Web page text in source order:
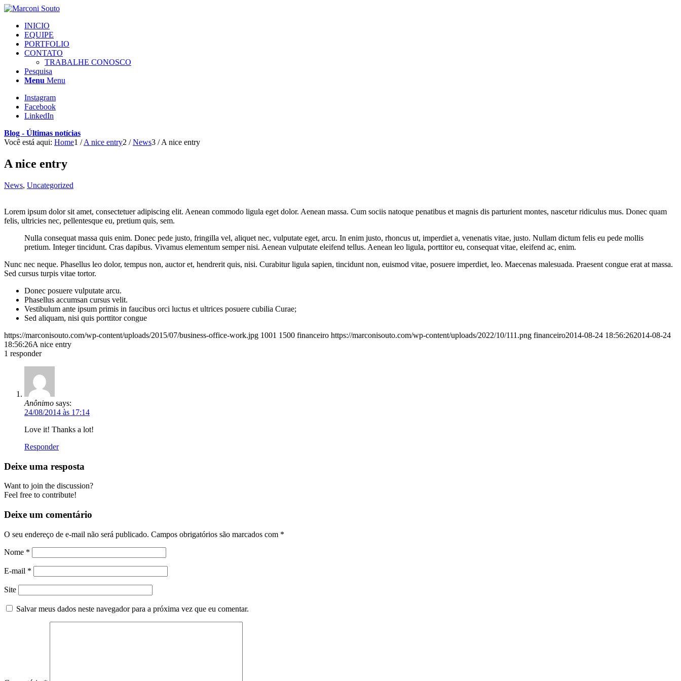
INICIO
EQUIPE
PORTFOLIO
CONTATO
TRABALHE CONOSCO
Pesquisa
Menu Menu
Instagram
Facebook
LinkedIn
Blog - Últimas notícias
Você está aqui: Home1 / A nice entry2 / News3 / A nice entry
A nice entry
News, Uncategorized
Lorem ipsum dolor sit amet, consectetuer adipiscing elit. Aenean commodo ligula eget dolor. Aenean massa. Cum sociis natoque penatibus et magnis dis parturient montes, nascetur ridiculus mus. Donec quam
felis, ultricies nec, pellentesque eu, pretium quis, sem.
Nulla consequat massa quis enim. Donec pede justo, fringilla vel, aliquet nec, vulputate eget, arcu. In enim justo, rhoncus ut, imperdiet a, venenatis vitae, justo. Nullam dictum felis eu pede mollis
pretium. Integer tincidunt. Cras dapibus. Vivamus elementum semper nisi. Aenean vulputate eleifend tellus. Aenean leo ligula, porttitor eu, consequat vitae, eleifend ac, enim.
Nunc nec neque. Phasellus leo dolor, tempus non, auctor et, hendrerit quis, nisi. Curabitur ligula sapien, tincidunt non, euismod vitae, posuere imperdiet, leo. Maecenas malesuada. Praesent congue erat at massa.
Sed cursus turpis vitae tortor.
Donec posuere vulputate arcu.
Phasellus accumsan cursus velit.
Vestibulum ante ipsum primis in faucibus orci luctus et ultrices posuere cubilia Curae;
Sed aliquam, nisi quis porttitor congue
https://marconisouto.com/wp-content/uploads/2015/07/business-office-work.jpg 1001 1500 financeiro https://marconisouto.com/wp-content/uploads/2022/10/111.png financeiro2014-08-24 18:56:262014-08-24
18:56:26A nice entry
1 responder
Anônimo says:
24/08/2014 às 17:14
Love it! Thanks a lot!
Responder
Deixe uma resposta
Want to join the discussion?
Feel free to contribute!
Deixe um comentário
O seu endereço de e-mail não será publicado. Campos obrigatórios são marcados com *
Nome *
E-mail *
Site
Salvar meus dados neste navegador para a próxima vez que eu comentar.